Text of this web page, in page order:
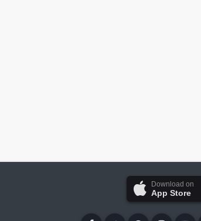
Download on
App Store